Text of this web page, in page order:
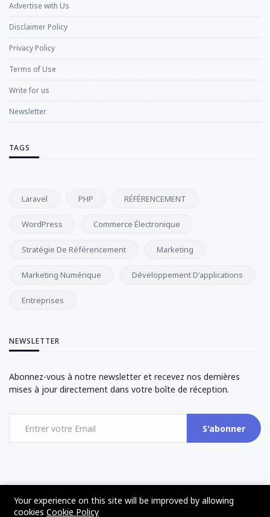
Advertise with Us
Disclaimer Policy
Privacy Policy
Terms of Use
Write for us
Newsletter
TAGS
Laravel PHP RÉFÉRENCEMENT
WordPress Commerce Électronique
Stratégie De Référencement Marketing
Marketing Numérique Développement D'applications
Entreprises
NEWSLETTER
Abonnez-vous à notre newsletter et recevez nos dernières
mises à jour directement dans votre boîte de réception.
S'abonner
©2017 - 2024 - The Web Tier - All rights reserved
Your experience on this site will be improved by allowing
cookies Cookie Policy